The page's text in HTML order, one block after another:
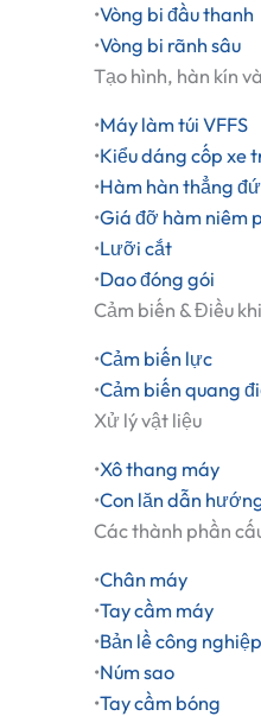
•Vòng bi đầu thanh
•Vòng bi rãnh sâu
Tạo hình, hàn kín
•Máy làm túi VFFS
•Kiểu dáng cốp xe
•Hàm hàn thẳng
•Giá đỡ hàm niêm
•Lưỡi cắt
•Dao đóng gói
Cảm biến & Điều
•Cảm biến lực
•Cảm biến quang
Xử lý vật liệu
•Xô thang máy
•Con lăn dẫn
Các thành phần
•Chân máy
•Tay cầm máy
•Bản lề công nghiệp
•Núm sao
•Tay cầm bóng